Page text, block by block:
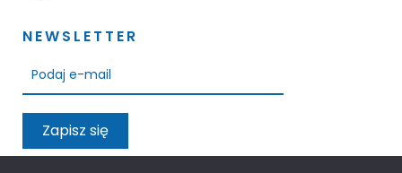
NEWSLETTER
Zapisz się